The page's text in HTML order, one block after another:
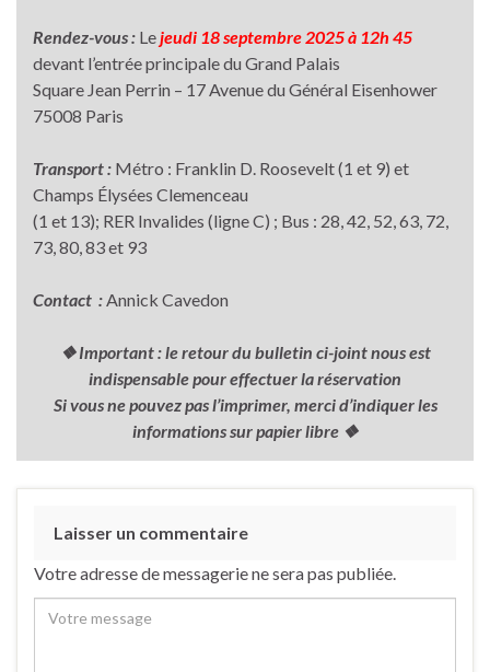
Rendez-vous : Lejeudi 18 septembre 2025 à 12h 45
devant l’entrée principale du Grand Palais
Square Jean Perrin – 17 Avenue du Général Eisenhower
75008 Paris
Transport : Métro : Franklin D. Roosevelt (1 et 9) et
Champs Élysées Clemenceau
(1 et 13); RER Invalides (ligne C) ; Bus : 28, 42, 52, 63, 72,
73, 80, 83 et 93
Contact :Annick Cavedon
❖ Important : le retour du bulletin ci-joint nous est
indispensable pour effectuer la réservation
Si vous ne pouvez pas l’imprimer, merci d’indiquer les
informations sur papier libre ❖
Laisser un commentaire
Votre adresse de messagerie ne sera pas publiée.